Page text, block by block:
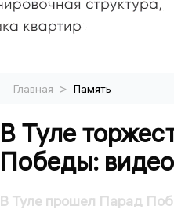
Главная > Память
В Туле
Победы: видео
В Туле прошел Парад